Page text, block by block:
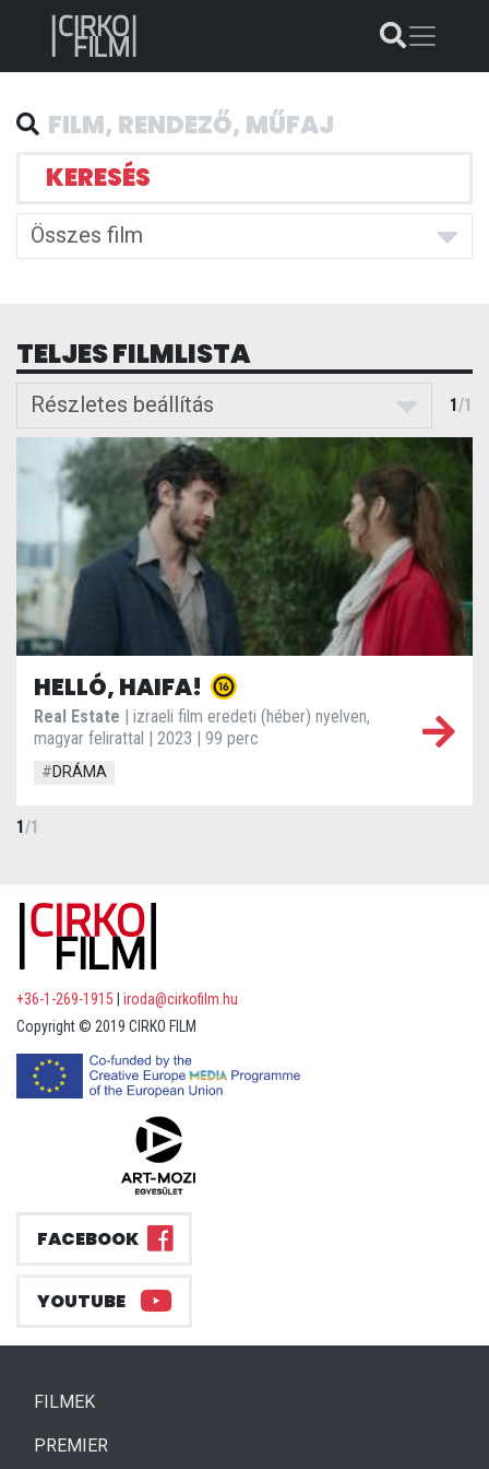
KERESÉS
Összes film
TELJES FILMLISTA
Részletes beállítás 1/1
HELLÓ, HAIFA!
Real Estate | izraeli film eredeti (héber) nyelven,
magyar felirattal | 2023 | 99 perc
#DRÁMA
1/1
+36-1-269-1915
iroda@cirkofilm.hu
Copyright © 2019 CIRKO FILM
FACEBOOK
YOUTUBE
FILMEK(CURRENT)
PREMIER